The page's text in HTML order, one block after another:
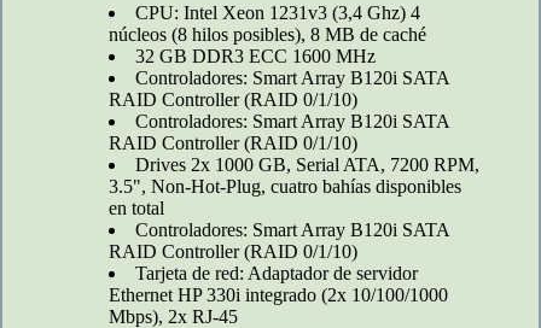
CPU: Intel Xeon 1231v3 (3,4 Ghz) 4
núcleos (8 hilos posibles), 8 MB de caché
32 GB DDR3 ECC 1600 MHz
Controladores: Smart Array B120i SATA
RAID Controller (RAID 0/1/10)
Controladores: Smart Array B120i SATA
RAID Controller (RAID 0/1/10)
Drives 2x 1000 GB, Serial ATA, 7200 RPM,
3.5", Non-Hot-Plug, cuatro bahías disponibles
en total
Controladores: Smart Array B120i SATA
RAID Controller (RAID 0/1/10)
Tarjeta de red: Adaptador de servidor
Ethernet HP 330i integrado (2x 10/100/1000
Mbps), 2x RJ-45